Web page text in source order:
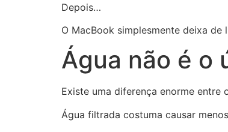
Depois…
O MacBook simplesmente deixa de
Água não é o
Existe uma diferença enorme entre
Água filtrada costuma causar